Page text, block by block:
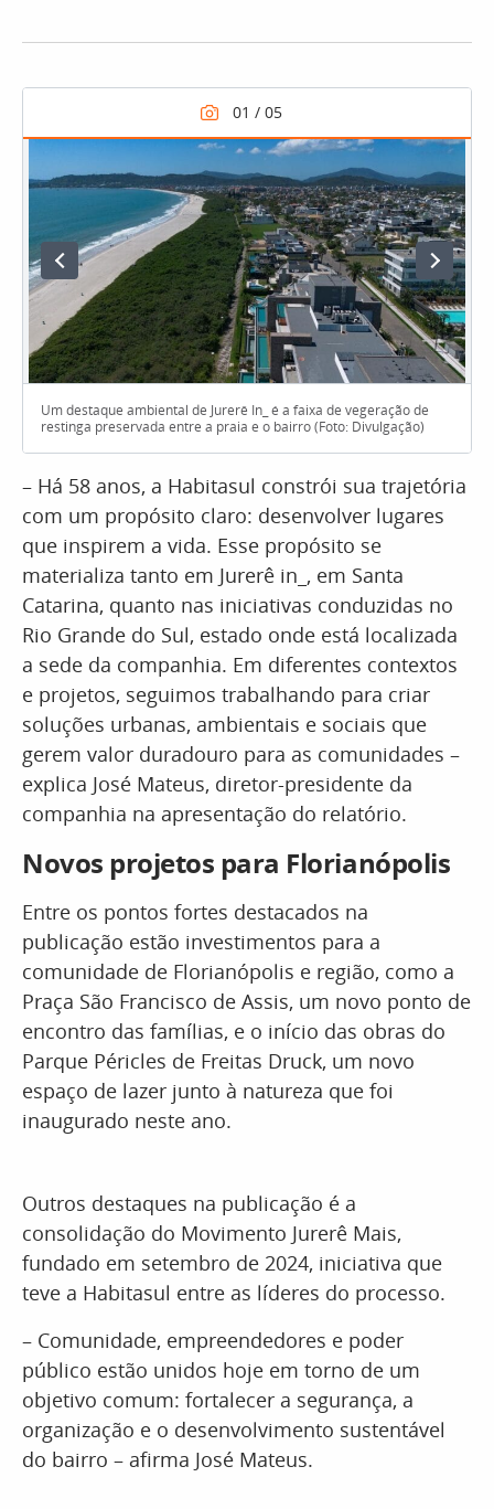
Um destaque ambiental de Jurerê In_ é a faixa de vegeração de
restinga preservada entre a praia e o bairro (Foto: Divulgação)
– Há 58 anos, a Habitasul constrói sua trajetória
com um propósito claro: desenvolver lugares
que inspirem a vida. Esse propósito se
materializa tanto em Jurerê in_, em Santa
Catarina, quanto nas iniciativas conduzidas no
Rio Grande do Sul, estado onde está localizada
a sede da companhia. Em diferentes contextos
e projetos, seguimos trabalhando para criar
soluções urbanas, ambientais e sociais que
gerem valor duradouro para as comunidades –
explica José Mateus, diretor-presidente da
companhia na apresentação do relatório.
Novos projetos para Florianópolis
Entre os pontos fortes destacados na
publicação estão investimentos para a
comunidade de Florianópolis e região, como a
Praça São Francisco de Assis, um novo ponto de
encontro das famílias, e o início das obras do
Parque Péricles de Freitas Druck, um novo
espaço de lazer junto à natureza que foi
inaugurado neste ano.
Outros destaques na publicação é a
consolidação do Movimento Jurerê Mais,
fundado em setembro de 2024, iniciativa que
teve a Habitasul entre as líderes do processo.
– Comunidade, empreendedores e poder
público estão unidos hoje em torno de um
objetivo comum: fortalecer a segurança, a
organização e o desenvolvimento sustentável
do bairro – afirma José Mateus.